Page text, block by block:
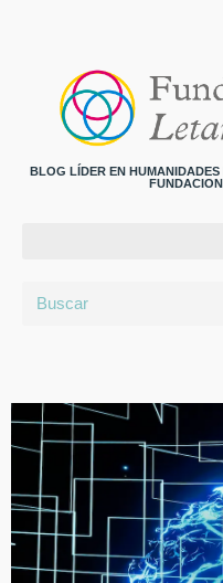
BLOG LÍDER EN